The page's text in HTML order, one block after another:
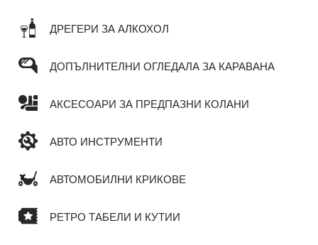
ДРЕГЕРИ ЗА АЛКОХОЛ
ДОПЪЛНИТЕЛНИ ОГЛЕДАЛА ЗА КАРАВАНА
АКСЕСОАРИ ЗА ПРЕДПАЗНИ КОЛАНИ
АВТО ИНСТРУМЕНТИ
АВТОМОБИЛНИ КРИКОВЕ
РЕТРО ТАБЕЛИ И КУТИИ